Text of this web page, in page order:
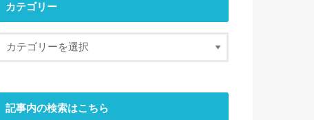
カテゴリー
記事内の検索はこちら